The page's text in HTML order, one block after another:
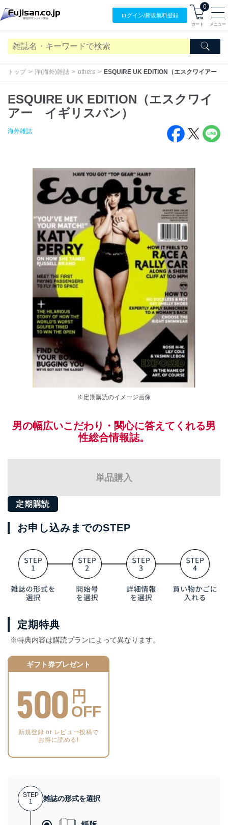
ログイン/新規無料登録
0
カート メニュー
トップ 洋(海外)雑誌 others ESQUIRE UK EDITION（エスクワイアー
ESQUIRE UK EDITION（エスクワイ
アー イギリスバン）
海外雑誌
※定期購読のイメージ画像
男の幅広いこだわり・関心に答えてくれる男
性総合情報誌。
単品購入
定期購読
お申し込みまでのSTEP
定期特典
※特典内容は購読プランによって異なります。
ギフト券プレゼント
500 円
OFF
新規登録 or レビュー投稿で
お得に読める!
STEP
1
雑誌の形式を選択